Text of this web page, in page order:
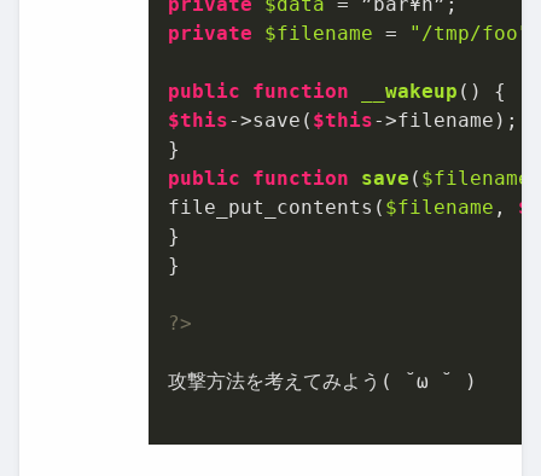
private
$filename = "/tmp/foo"
public function __wakeup ( )
$this->save( $this->filename);
public
function save ( $filename
file_put_contents( $filename ,
}
}
?>
攻撃方法を考えてみよう( ˘ω ˘ )